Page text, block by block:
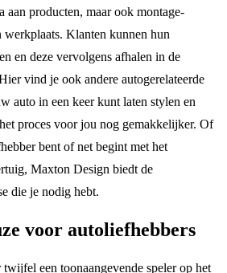
aan producten, maar ook montage-
werkplaats. Klanten kunnen hun
en deze vervolgens afhalen in de
vind je ook andere autogerelateerde
auto in een keer kunt laten stylen en
proces voor jou nog gemakkelijker. Of
bent of net begint met het
Maxton Design biedt de
die je nodig hebt.
voor autoliefhebbers
een toonaangevende speler op het